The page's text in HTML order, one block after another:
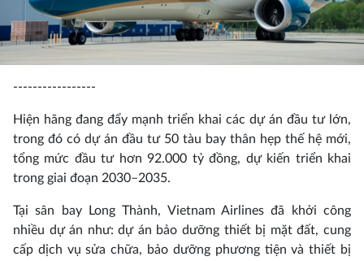
-----------------
Hiện hãng đang đẩy mạnh triển khai các dự án đầu tư lớn,
trong đó có dự án đầu tư 50 tàu bay thân hẹp thế hệ mới,
tổng mức đầu tư hơn 92.000 tỷ đồng, dự kiến triển khai
trong giai đoạn 2030–2035.
Tại sân bay Long Thành, Vietnam Airlines đã khởi công
nhiều dự án như: dự án bảo dưỡng thiết bị mặt đất, cung
cấp dịch vụ sửa chữa, bảo dưỡng phương tiện và thiết bị